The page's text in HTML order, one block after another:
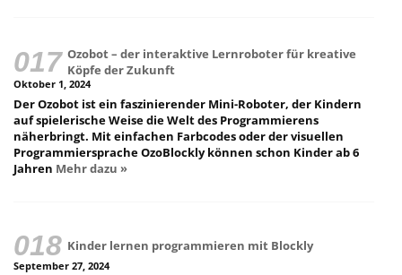
Ozobot – der interaktive Lernroboter für kreative
Köpfe der Zukunft
Oktober 1, 2024
Der Ozobot ist ein faszinierender Mini-Roboter, der Kindern
auf spielerische Weise die Welt des Programmierens
näherbringt. Mit einfachen Farbcodes oder der visuellen
Programmiersprache OzoBlockly können schon Kinder ab 6
Jahren Mehr dazu »
Kinder lernen programmieren mit Blockly
September 27, 2024